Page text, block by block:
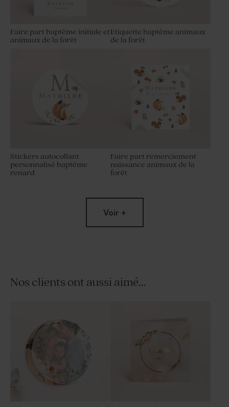
Faire part baptême initiale et
animaux de la forêt
Etiquette baptême animaux
de la forêt
Stickers autocollant
personnalisé baptême
renard
Faire part remerciement
naissance animaux de la
forêt
Voir +
Nos clients ont aussi aimé...